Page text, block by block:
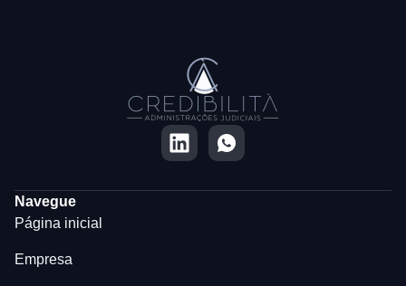
Navegue
Página inicial
Empresa